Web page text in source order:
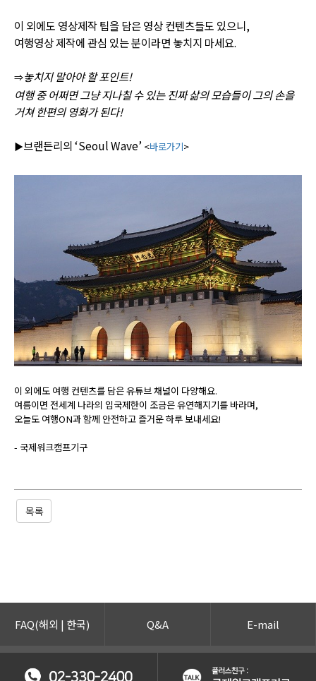
이 외에도 영상제작 팁을 담은 영상 컨텐츠들도 있으니,
여행영상 제작에 관심 있는 분이라면 놓치지 마세요.
⇒놓치지 말아야 할 포인트!
여행 중 어쩌면 그냥 지나칠 수 있는 진짜 삶의 모습들이 그의 손을
거쳐 한편의 영화가 된다!
▶브랜든리의 ‘Seoul Wave’ <바로가기>
이 외에도 여행 컨텐츠를 담은 유튜브 채널이 다양해요.
여름이면 전세계 나라의 입국제한이 조금은 유연해지기를 바라며,
오늘도 여행ON과 함께 안전하고 즐거운 하루 보내세요!
- 국제워크캠프기구
목록
FAQ(해외 | 한국) Q&A E-mail